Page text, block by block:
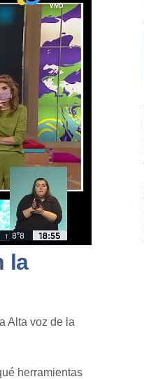
la
Alta voz de la
herramientas